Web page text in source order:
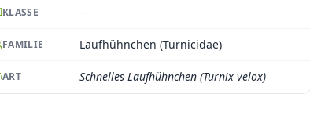
KLASSE --
FAMILIE Laufhühnchen (Turnicidae)
ART Schnelles Laufhühnchen (Turnix velox)